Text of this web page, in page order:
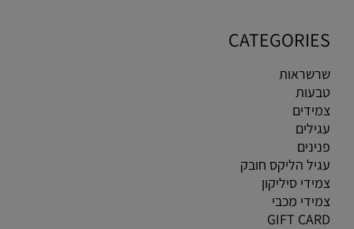
CATEGORIES
שרשראות
טבעות
צמידים
עגילים
פנינים
עגיל הליקס חובק
צמידי סיליקון
צמידי מכבי
GIFT CARD